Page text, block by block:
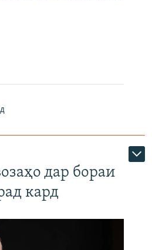
дар бораи
кард